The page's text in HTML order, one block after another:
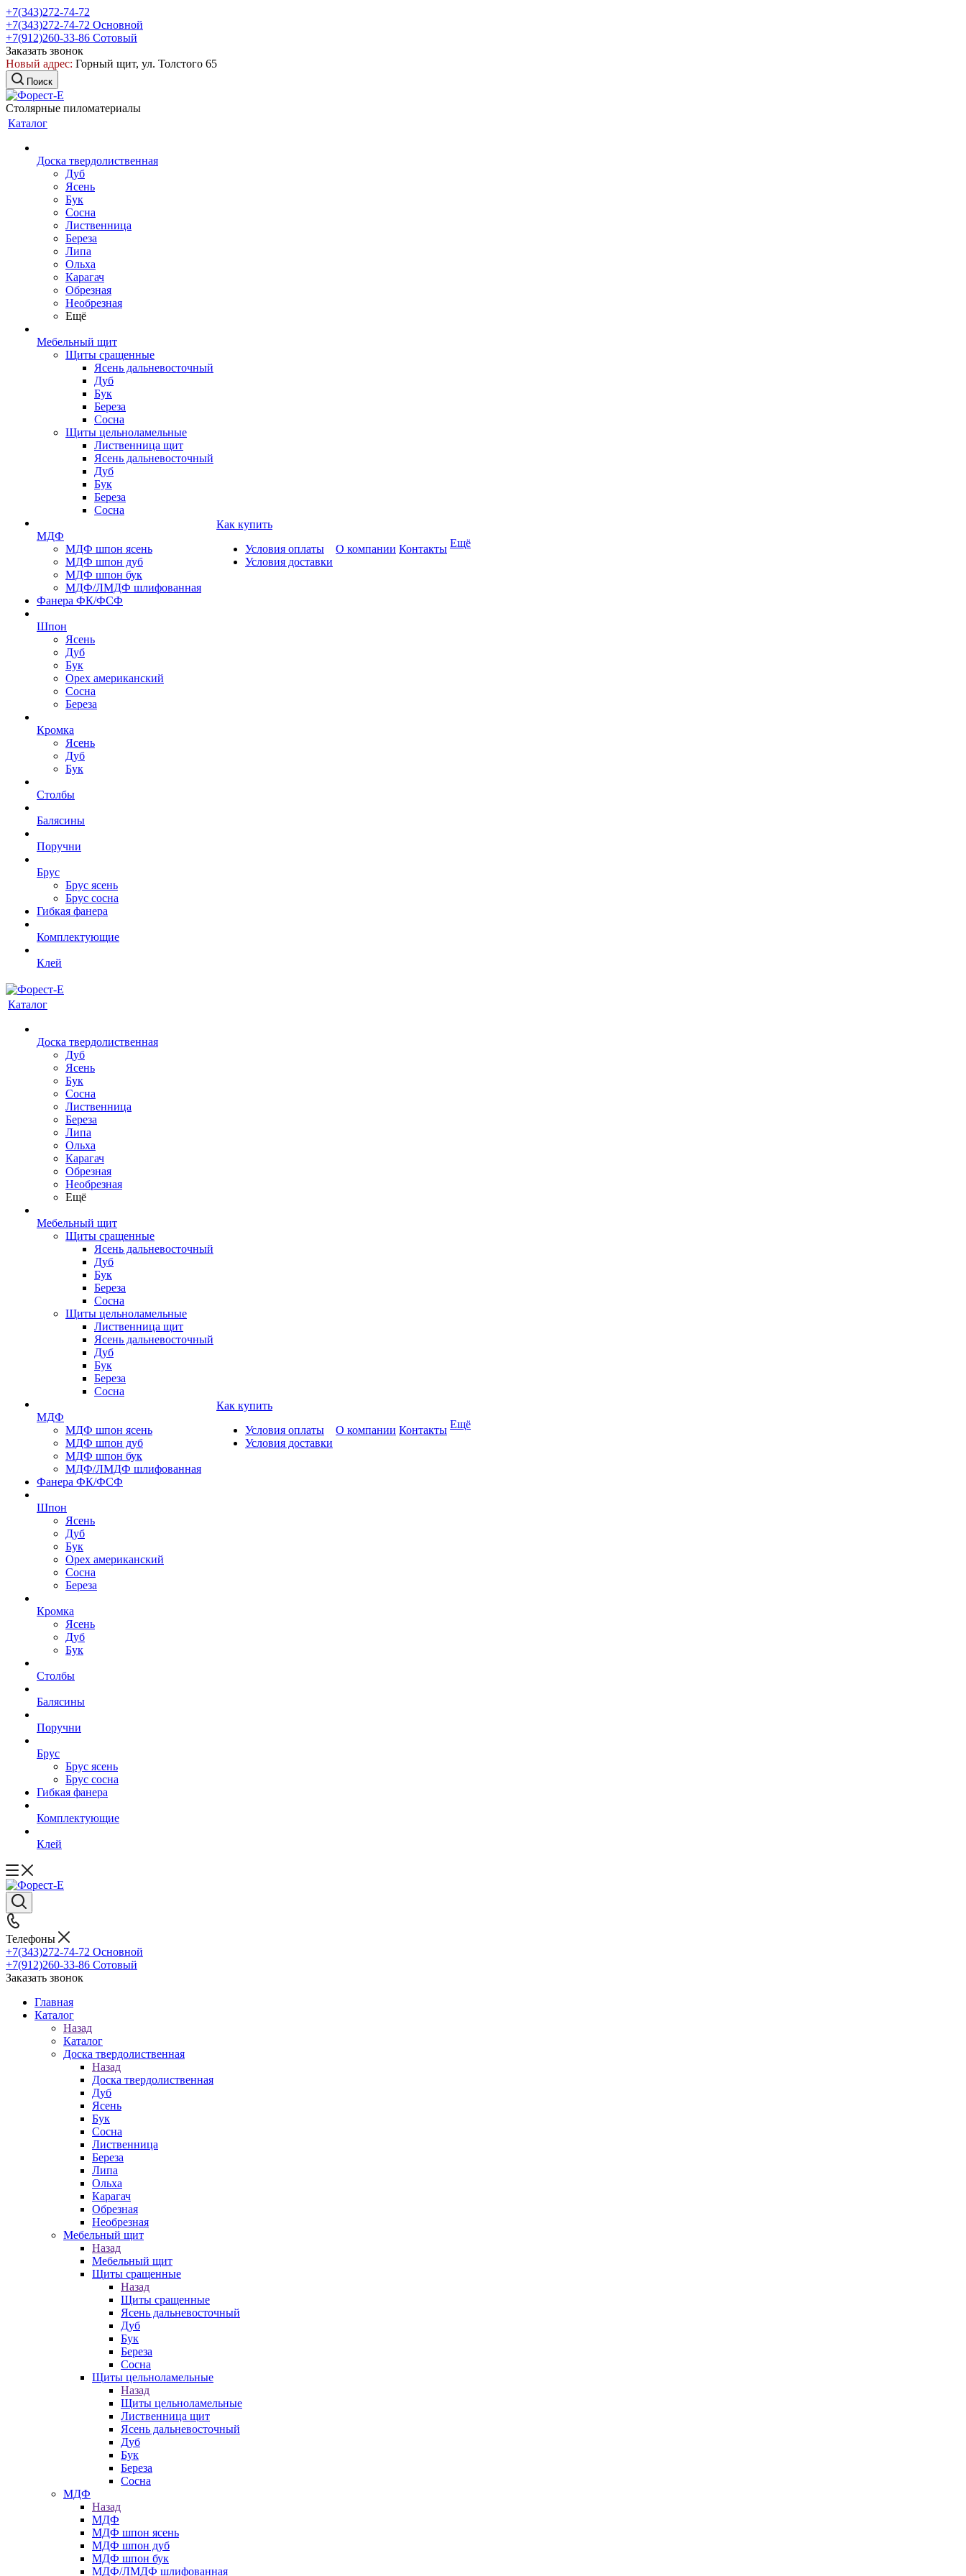
+7(343)272-74-72
+7(343)272-74-72 Основной
+7(912)260-33-86 Сотовый
Заказать звонок
Новый адрес: Горный щит, ул. Толстого 65
Поиск
Столярные пиломатериалы
Каталог
Доска твердолиственная
Дуб
Ясень
Бук
Сосна
Лиственница
Береза
Липа
Ольха
Карагач
Обрезная
Необрезная
Ещё
Мебельный щит
Щиты сращенные
Ясень дальневосточный
Дуб
Бук
Береза
Сосна
Щиты цельноламельные
Лиственница щит
Ясень дальневосточный
Дуб
Бук
Береза
Сосна
МДФ
МДФ шпон ясень
МДФ шпон дуб
МДФ шпон бук
МДФ/ЛМДФ шлифованная
Фанера ФК/ФСФ
Шпон
Ясень
Дуб
Бук
Орех американский
Сосна
Береза
Кромка
Ясень
Дуб
Бук
Столбы
Балясины
Поручни
Брус
Брус ясень
Брус сосна
Гибкая фанера
Комплектующие
Клей
Как купить
Условия оплаты
Условия доставки
О компании Контакты Ещё
Каталог
Доска твердолиственная
Дуб
Ясень
Бук
Сосна
Лиственница
Береза
Липа
Ольха
Карагач
Обрезная
Необрезная
Ещё
Мебельный щит
Щиты сращенные
Ясень дальневосточный
Дуб
Бук
Береза
Сосна
Щиты цельноламельные
Лиственница щит
Ясень дальневосточный
Дуб
Бук
Береза
Сосна
МДФ
МДФ шпон ясень
МДФ шпон дуб
МДФ шпон бук
МДФ/ЛМДФ шлифованная
Фанера ФК/ФСФ
Шпон
Ясень
Дуб
Бук
Орех американский
Сосна
Береза
Кромка
Ясень
Дуб
Бук
Столбы
Балясины
Поручни
Брус
Брус ясень
Брус сосна
Гибкая фанера
Комплектующие
Клей
Как купить
Условия оплаты
Условия доставки
О компании Контакты Ещё
Телефоны
+7(343)272-74-72 Основной
+7(912)260-33-86 Сотовый
Заказать звонок
Главная
Каталог
Назад
Каталог
Доска твердолиственная
Назад
Доска твердолиственная
Дуб
Ясень
Бук
Сосна
Лиственница
Береза
Липа
Ольха
Карагач
Обрезная
Необрезная
Мебельный щит
Назад
Мебельный щит
Щиты сращенные
Назад
Щиты сращенные
Ясень дальневосточный
Дуб
Бук
Береза
Сосна
Щиты цельноламельные
Назад
Щиты цельноламельные
Лиственница щит
Ясень дальневосточный
Дуб
Бук
Береза
Сосна
МДФ
Назад
МДФ
МДФ шпон ясень
МДФ шпон дуб
МДФ шпон бук
МДФ/ЛМДФ шлифованная